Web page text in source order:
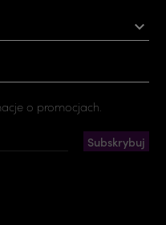

o promocjach.
celu należy odnaleźć